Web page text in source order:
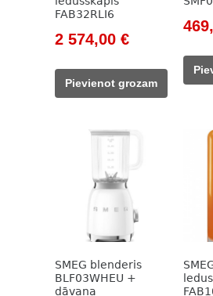
FAB32RLI6
Original
was:
3
2 574,00 €Current
Pievienot grozam
was:
SMEG blenderis
BLF03WHEU +
dāvana